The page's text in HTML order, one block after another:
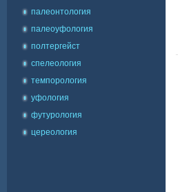
палеонтология
палеоуфология
полтергейст
спелеология
темпорология
уфология
футурология
цереология